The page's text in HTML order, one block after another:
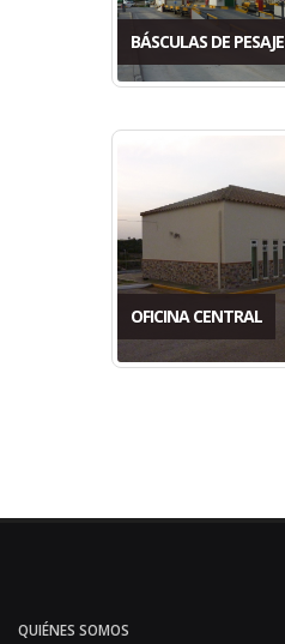
BÁSCULAS DE PESAJE
OFICINA CENTRAL
QUIÉNES SOMOS